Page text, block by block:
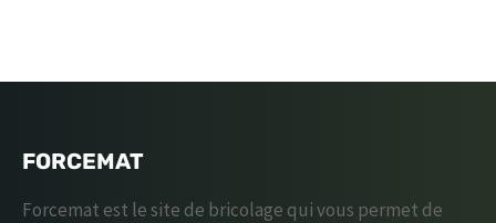
FORCEMAT
Forcemat est le site de bricolage qui vous permet de